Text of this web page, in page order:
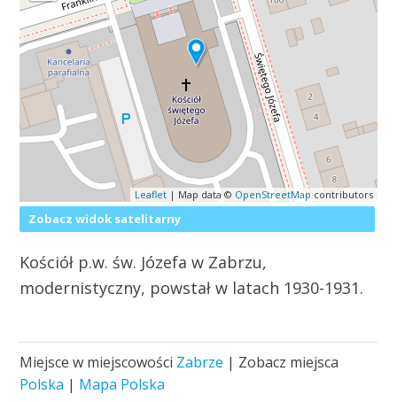
Leaflet| Map data © OpenStreetMapcontributors
Zobacz widok satelitarny
Kościół p.w. św. Józefa w Zabrzu,
modernistyczny, powstał w latach 1930-1931.
Miejsce w miejscowości Zabrze | Zobacz miejsca
Polska | Mapa Polska